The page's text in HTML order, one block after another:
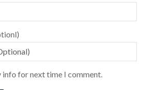
info for next time I comment.